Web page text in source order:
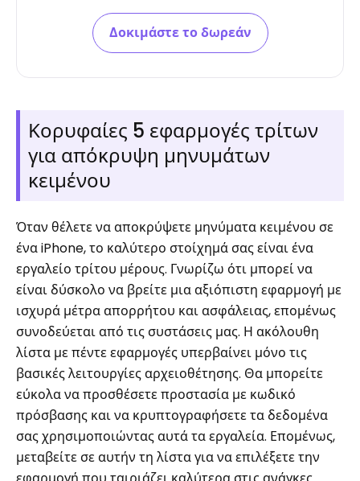
Δοκιμάστε το δωρεάν
Κορυφαίες 5 εφαρμογές τρίτων
για απόκρυψη μηνυμάτων
κειμένου
Όταν θέλετε να αποκρύψετε μηνύματα κειμένου σε
ένα iPhone, το καλύτερο στοίχημά σας είναι ένα
εργαλείο τρίτου μέρους. Γνωρίζω ότι μπορεί να
είναι δύσκολο να βρείτε μια αξιόπιστη εφαρμογή με
ισχυρά μέτρα απορρήτου και ασφάλειας, επομένως
συνοδεύεται από τις συστάσεις μας. Η ακόλουθη
λίστα με πέντε εφαρμογές υπερβαίνει μόνο τις
βασικές λειτουργίες αρχειοθέτησης. Θα μπορείτε
εύκολα να προσθέσετε προστασία με κωδικό
πρόσβασης και να κρυπτογραφήσετε τα δεδομένα
σας χρησιμοποιώντας αυτά τα εργαλεία. Επομένως,
μεταβείτε σε αυτήν τη λίστα για να επιλέξετε την